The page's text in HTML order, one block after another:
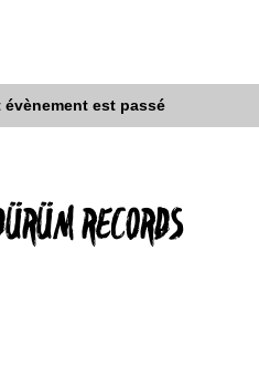
évènement est passé
RECORDS